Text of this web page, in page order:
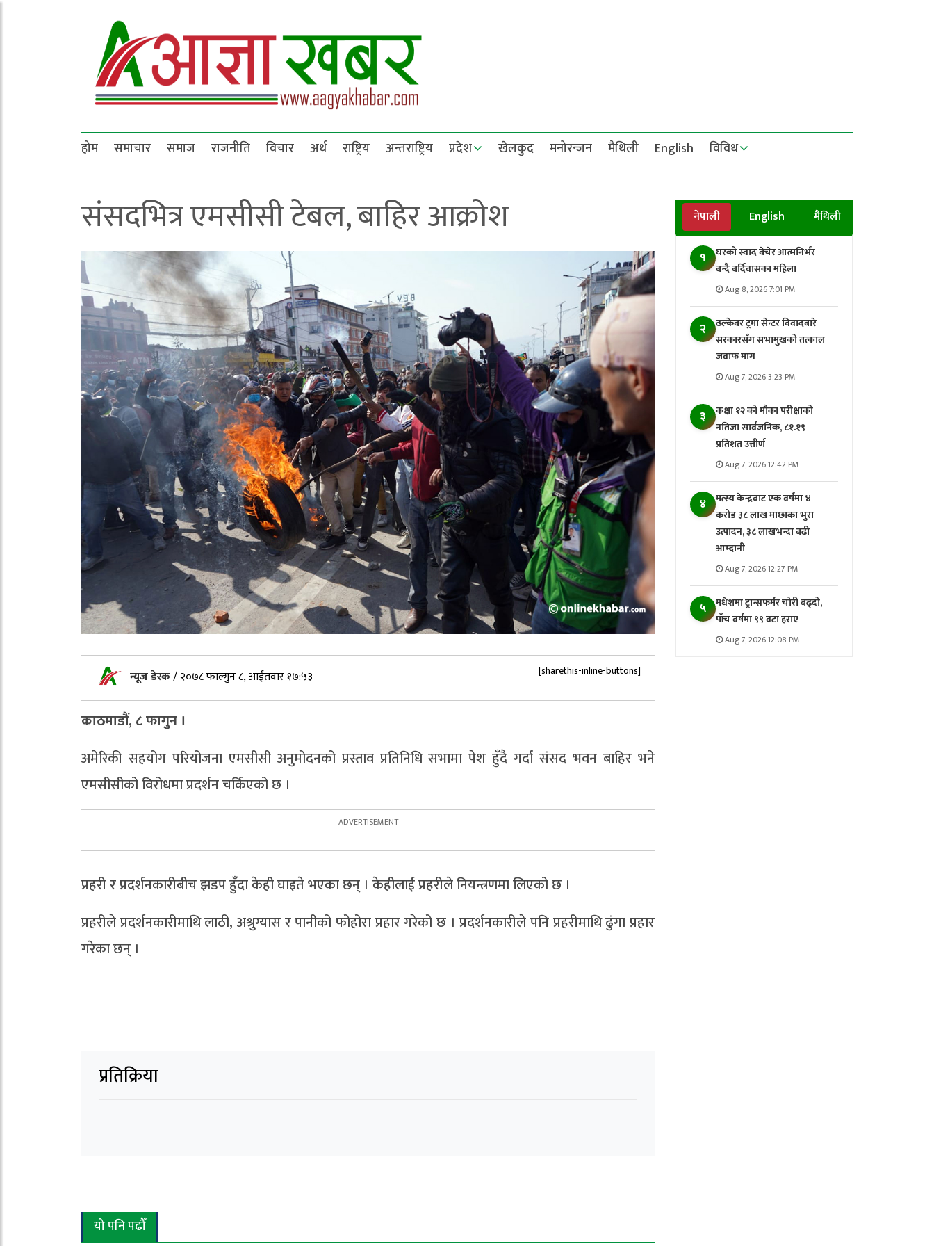
होम समाचार समाज राजनीति विचार अर्थ राष्ट्रिय अन्तराष्ट्रिय प्रदेश खेलकुद मनोरन्जन मैथिली English विविध
संसदभित्र एमसीसी टेबल, बाहिर आक्रोश
न्यूज डेस्क/२०७८ फाल्गुन ८, आईतवार १७:५३ [sharethis-inline-buttons]
काठमाडौं, ८ फागुन ।
अमेरिकी सहयोग परियोजना एमसीसी अनुमोदनको प्रस्ताव प्रतिनिधि सभामा पेश हुँदै गर्दा संसद भवन बाहिर भने
एमसीसीको विरोधमा प्रदर्शन चर्किएको छ ।
प्रहरी र प्रदर्शनकारीबीच झडप हुँदा केही घाइते भएका छन् । केहीलाई प्रहरीले नियन्त्रणमा लिएको छ ।
प्रहरीले प्रदर्शनकारीमाथि लाठी, अश्रुग्यास र पानीको फोहोरा प्रहार गरेको छ । प्रदर्शनकारीले पनि प्रहरीमाथि ढुंगा प्रहार
गरेका छन् ।
प्रतिक्रिया
नेपाली English मैथिली
१
घरको स्वाद बेचेर आत्मनिर्भर
बन्दै बर्दिवासका महिला
Aug 8, 2026 7:01 PM
२
ढल्केबर ट्रमा सेन्टर विवादबारे
सरकारसँग सभामुखको तत्काल
जवाफ माग
Aug 7, 2026 3:23 PM
३
कक्षा १२ को मौका परीक्षाको
नतिजा सार्वजनिक, ८१.१९
प्रतिशत उत्तीर्ण
Aug 7, 2026 12:42 PM
४
मत्स्य केन्द्रबाट एक वर्षमा ४
करोड ३८ लाख माछाका भुरा
उत्पादन, ३८ लाखभन्दा बढी
आम्दानी
Aug 7, 2026 12:27 PM
५
मधेशमा ट्रान्सफर्मर चोरी बढ्दो,
पाँच वर्षमा ९९ वटा हराए
Aug 7, 2026 12:08 PM
यो पनि पढौँ